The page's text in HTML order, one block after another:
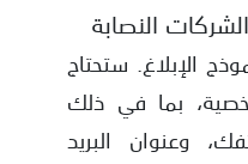
النصابة
الإبلاغ. ستحتاج
بما في ذلك
وعنوان البريد